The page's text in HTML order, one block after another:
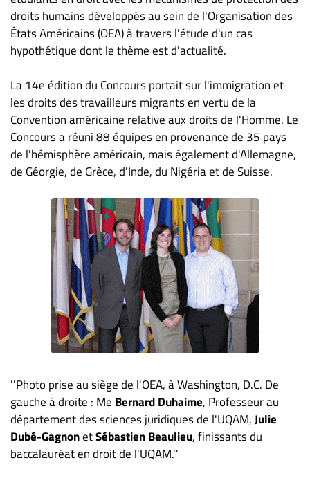
Espace
entreprises
Page
Publier
un
emploi
Publicité
Solutions de
TROUVEZ-
NOUS
joindre
propos
Infolettre
FAQ
Politique de
confidentialité
droits humains développés au sein de l'Organisation des
États Américains (OEA) à travers l'étude d'un cas
hypothétique dont le thème est d'actualité.
La 14e édition du Concours portait sur l'immigration et
les droits des travailleurs migrants en vertu de la
Convention américaine relative aux droits de l'Homme. Le
Concours a réuni 88 équipes en provenance de 35 pays
de l'hémisphère américain, mais également d'Allemagne,
de Géorgie, de Grèce, d'Inde, du Nigéria et de Suisse.
''Photo prise au siège de l'OEA, à Washington, D.C. De
gauche à droite : Me Bernard Duhaime, Professeur au
département des sciences juridiques de l'UQAM,Julie
Dubé-GagnonetSébastien Beaulieu, finissants du
baccalauréat en droit de l'UQAM.''